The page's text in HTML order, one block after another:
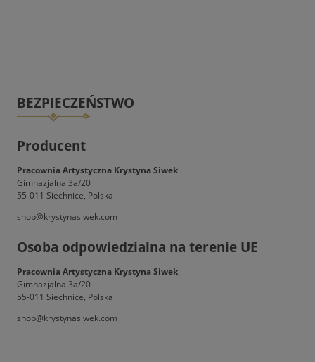
BEZPIECZEŃSTWO
Producent
Pracownia Artystyczna Krystyna Siwek
Gimnazjalna 3a/20
55-011 Siechnice, Polska
shop@krystynasiwek.com
Osoba odpowiedzialna na terenie UE
Pracownia Artystyczna Krystyna Siwek
Gimnazjalna 3a/20
55-011 Siechnice, Polska
shop@krystynasiwek.com